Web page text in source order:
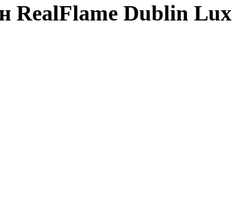
RealFlame Dublin